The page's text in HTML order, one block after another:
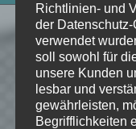
zu,
Mail.
Richtlinien- und
der
verwendet
soll sowohl für
unsere Kunden
lesbar und
gewährleisten,
Begrifflichkeiten